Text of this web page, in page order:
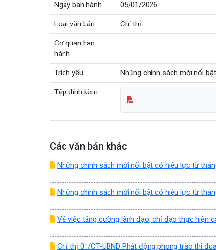
Ngày ban hành 05/01/2026
Loại văn bản Chỉ thị
Cơ quan ban
hành
Trích yếu Những chính sách mới nổi
Tệp đính kèm
Các văn bản khác
Những chính sách mới nổi bật có hiệu lực từ
Những chính sách mới nổi bật có hiệu lực từ
Về việc tăng cường lãnh đạo, chỉ đạo thực hiện
Chỉ thị 01/CT-UBND Phát động phong trào thi